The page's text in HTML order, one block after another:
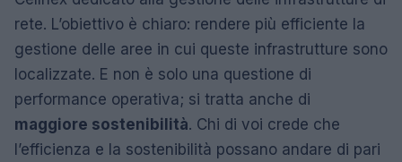
rete. L’obiettivo è chiaro: rendere più efficiente la
gestione delle aree in cui queste infrastrutture sono
localizzate. E non è solo una questione di
performance operativa; si tratta anche di
maggiore sostenibilità. Chi di voi crede che
l’efficienza e la sostenibilità possano andare di pari